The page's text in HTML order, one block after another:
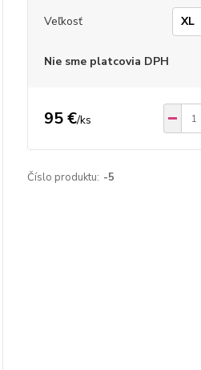
Veľkosť
Nie sme platcovia DPH
95 €/ks
Číslo produktu: -5